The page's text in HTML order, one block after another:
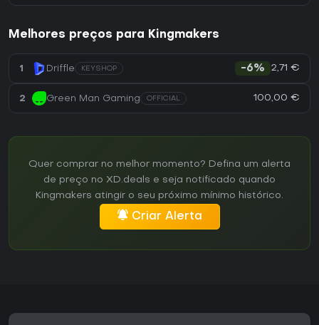
Melhores preços para Kingmakers
1 Driffle KEYSHOP -6% 2,71 €
2 Green Man Gaming OFFICIAL 100,00 €
Quer comprar no melhor momento? Defina um alerta
de preço no XD.deals e seja notificado quando
Kingmakers atingir o seu próximo mínimo histórico.
Criar Alerta